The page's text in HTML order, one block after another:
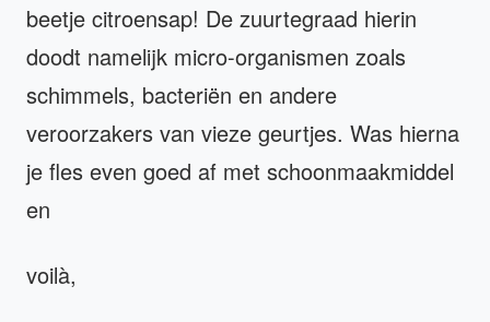
beetje citroensap! De zuurtegraad hierin
doodt namelijk micro-organismen zoals
schimmels, bacteriën en andere
veroorzakers van vieze geurtjes. Was hierna
je fles even goed af met schoonmaakmiddel
en
voilà,